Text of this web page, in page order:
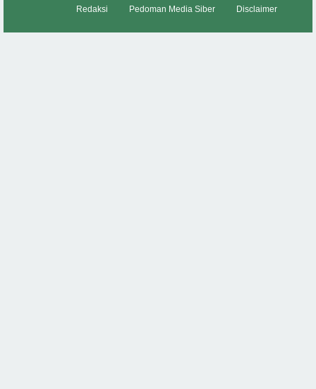
Redaksi Pedoman Media Siber Disclaimer